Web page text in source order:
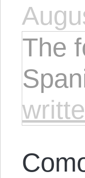
The